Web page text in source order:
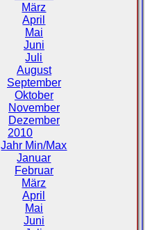
März
April
Mai
Juni
Juli
August
September
Oktober
November
Dezember
2010
Jahr Min/Max
Januar
Februar
März
April
Mai
Juni